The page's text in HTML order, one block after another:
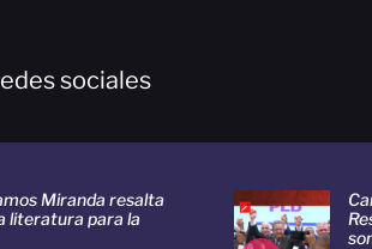
sociales
Miranda resalta
literatura para la